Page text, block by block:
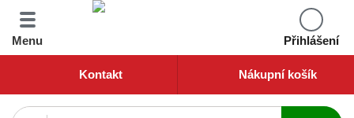
Menu Přihlášení
Kontakt Nákupní košík